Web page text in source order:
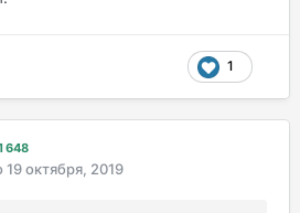
1
648
19 октября, 2019